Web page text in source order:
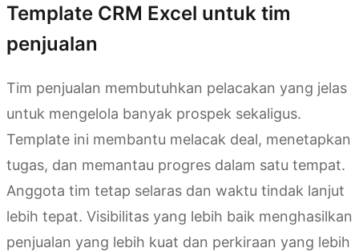
Template CRM Excel untuk tim
penjualan
Tim penjualan membutuhkan pelacakan yang jelas
untuk mengelola banyak prospek sekaligus.
Template ini membantu melacak deal, menetapkan
tugas, dan memantau progres dalam satu tempat.
Anggota tim tetap selaras dan waktu tindak lanjut
lebih tepat. Visibilitas yang lebih baik menghasilkan
penjualan yang lebih kuat dan perkiraan yang lebih